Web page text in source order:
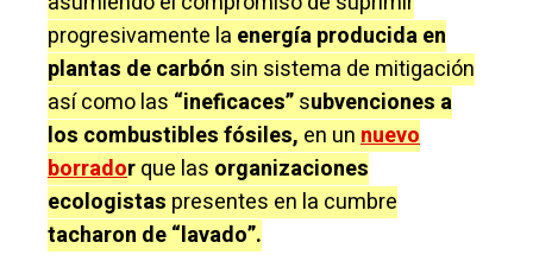
progresivamente la energía producida en
plantas de carbón sin sistema de mitigación
así como las “ineficaces”subvenciones a
los combustibles fósiles, en unnuevo
borradorque las organizaciones
ecologistas presentes en la cumbre
tacharon de “lavado”.